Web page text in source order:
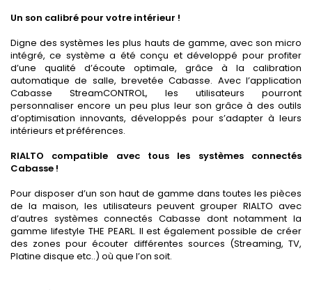
Un son calibré pour votre intérieur !
Digne des systèmes les plus hauts de gamme, avec son micro
intégré, ce système a été conçu et développé pour profiter
d’une qualité d’écoute optimale, grâce à la calibration
automatique de salle, brevetée Cabasse. Avec l’application
Cabasse StreamCONTROL, les utilisateurs pourront
personnaliser encore un peu plus leur son grâce à des outils
d’optimisation innovants, développés pour s’adapter à leurs
intérieurs et préférences.
RIALTO compatible avec tous les systèmes connectés
Cabasse !
Pour disposer d’un son haut de gamme dans toutes les pièces
de la maison, les utilisateurs peuvent grouper RIALTO avec
d’autres systèmes connectés Cabasse dont notamment la
gamme lifestyle THE PEARL. Il est également possible de créer
des zones pour écouter différentes sources (Streaming, TV,
Platine disque etc..) où que l’on soit.